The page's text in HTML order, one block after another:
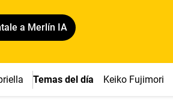
a Merlín IA
Temas del día Keiko Fujimori